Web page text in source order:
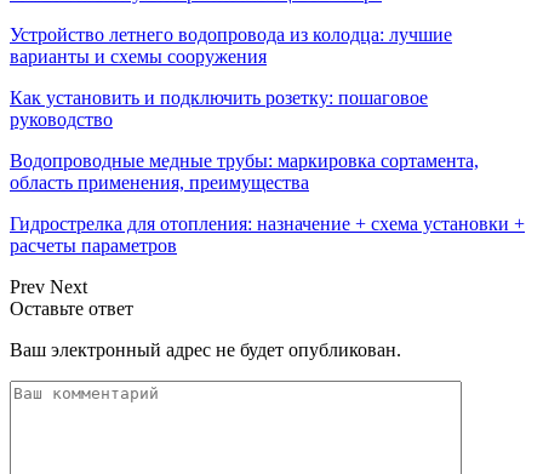
Устройство летнего водопровода из колодца: лучшие
варианты и схемы сооружения
Как установить и подключить розетку: пошаговое
руководство
Водопроводные медные трубы: маркировка сортамента,
область применения, преимущества
Гидрострелка для отопления: назначение + схема установки +
расчеты параметров
Prev Next
Оставьте ответ
Ваш электронный адрес не будет опубликован.